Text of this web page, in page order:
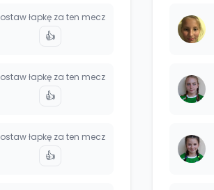
łapkę za ten mecz
👍
łapkę za ten mecz
👍
łapkę za ten mecz
👍